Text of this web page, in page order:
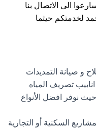
الى الاتصال بنا
لخدمتكم حيثما
و صيانة التمديدات
تصريف المياه.
نوفر افضل الأنواع
السكنية أو التجارية